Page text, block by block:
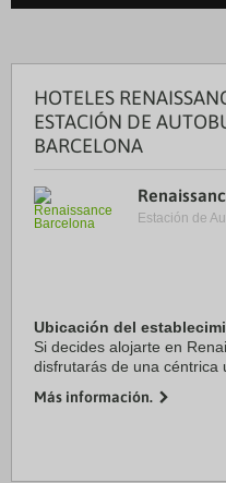
HOTELES
ESTACIÓN DE
BARCELONA
Estación de
Ubicación del
Si decides alojarte en
disfrutarás de una céntrica
Además, este hotel de lujo
Más información.